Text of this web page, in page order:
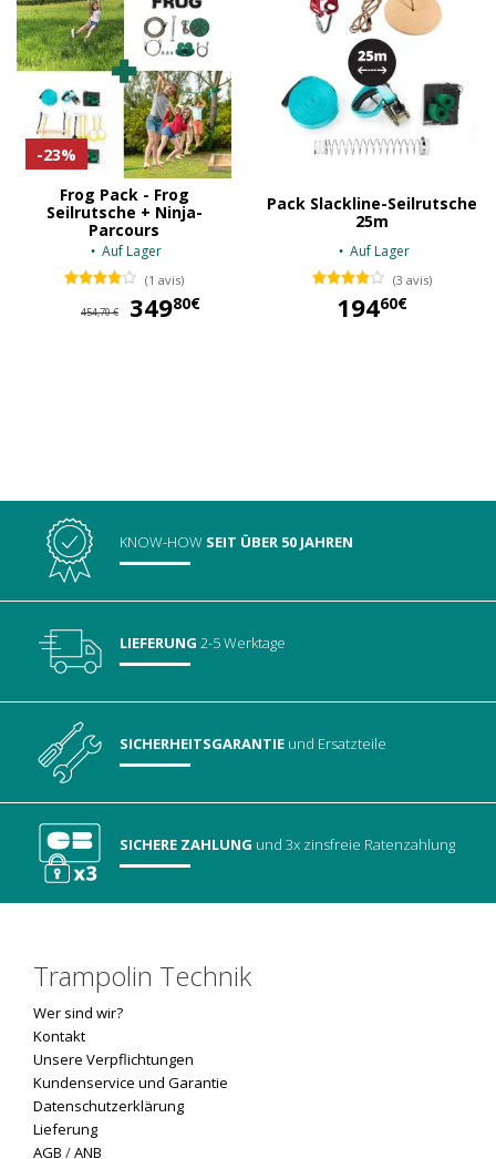
-23%
Frog Pack - Frog
Seilrutsche + Ninja-
Parcours
Auf Lager
(1 avis)
454,70 € 34980€
Pack Slackline-Seilrutsche
25m
Auf Lager
(3 avis)
19460€
KNOW-HOW SEIT ÜBER 50 JAHREN
LIEFERUNG 2-5 Werktage
SICHERHEITSGARANTIE und Ersatzteile
SICHERE ZAHLUNG und 3x zinsfreie Ratenzahlung
Trampolin Technik
Wer sind wir?
Kontakt
Unsere Verpflichtungen
Kundenservice und Garantie
Datenschutzerklärung
Lieferung
AGB /ANB